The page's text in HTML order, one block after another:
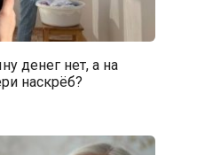
денег нет, а на
наскрёб?